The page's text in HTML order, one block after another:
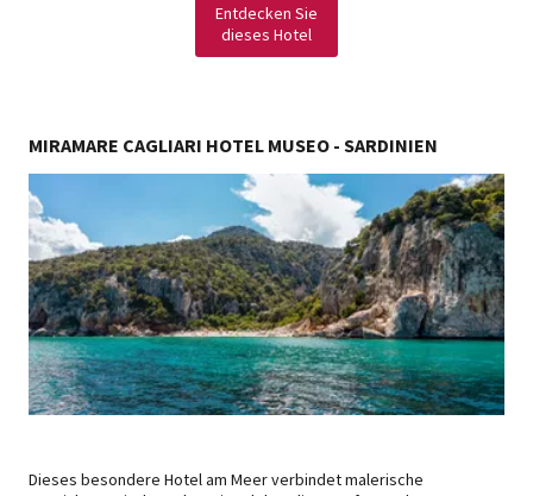
Entdecken Sie
dieses Hotel
MIRAMARE CAGLIARI HOTEL MUSEO - SARDINIEN
Dieses besondere Hotel am Meer verbindet malerische